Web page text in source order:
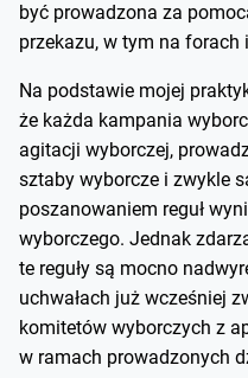
być prowadzona za
przekazu, w tym na forach
Na podstawie mojej
że każda kampania
agitacji wyborczej,
sztaby wyborcze i zwykle
poszanowaniem reguł
wyborczego. Jednak
te reguły są mocno
uchwałach już wcześniej
komitetów wyborczych z
w ramach prowadzonych